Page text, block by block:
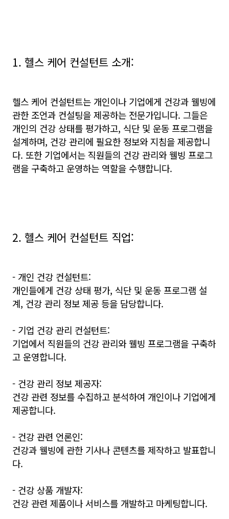
1. 헬스 케어 컨설턴트 소개:
헬스 케어 컨설턴트는 개인이나 기업에게 건강과 웰빙에
관한 조언과 컨설팅을 제공하는 전문가입니다. 그들은
개인의 건강 상태를 평가하고, 식단 및 운동 프로그램을
설계하며, 건강 관리에 필요한 정보와 지침을 제공합니
다. 또한 기업에서는 직원들의 건강 관리와 웰빙 프로그
램을 구축하고 운영하는 역할을 수행합니다.
2. 헬스 케어 컨설턴트 직업:
- 개인 건강 컨설턴트:
개인들에게 건강 상태 평가, 식단 및 운동 프로그램 설
계, 건강 관리 정보 제공 등을 담당합니다.
- 기업 건강 관리 컨설턴트:
기업에서 직원들의 건강 관리와 웰빙 프로그램을 구축하
고 운영합니다.
- 건강 관리 정보 제공자:
건강 관련 정보를 수집하고 분석하여 개인이나 기업에게
제공합니다.
- 건강 관련 언론인:
건강과 웰빙에 관한 기사나 콘텐츠를 제작하고 발표합니
다.
- 건강 상품 개발자:
건강 관련 제품이나 서비스를 개발하고 마케팅합니다.